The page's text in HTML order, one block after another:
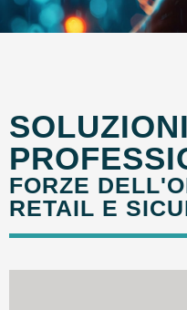
FORZE
RETAIL E